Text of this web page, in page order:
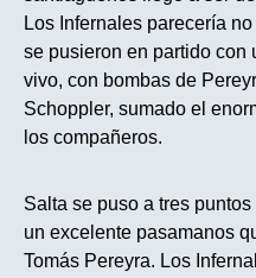
Los Infernales parecería
se pusieron en partido con
vivo, con bombas de
Schoppler, sumado el
los compañeros.
Salta se puso a tres
un excelente pasamanos
Tomás Pereyra. Los